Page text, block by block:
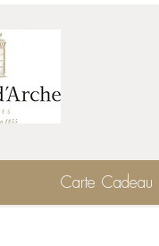
Carte Cadeau